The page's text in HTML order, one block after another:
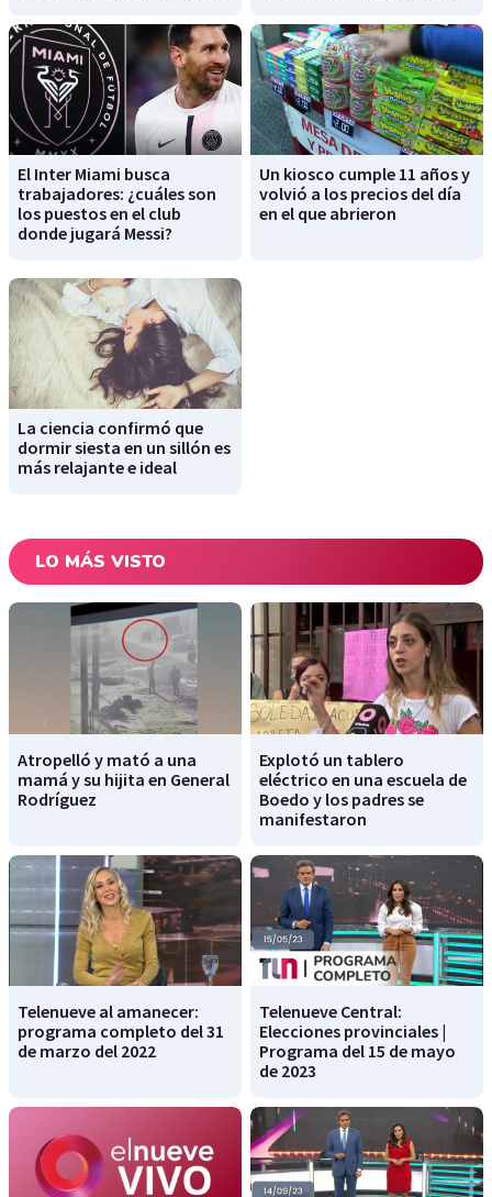
El Inter Miami busca
trabajadores: ¿cuáles son
los puestos en el club
donde jugará Messi?
Un kiosco cumple 11 años y
volvió a los precios del día
en el que abrieron
La ciencia confirmó que
dormir siesta en un sillón es
más relajante e ideal
LO MÁS VISTO
Atropelló y mató a una
mamá y su hijita en General
Rodríguez
Explotó un tablero
eléctrico en una escuela de
Boedo y los padres se
manifestaron
Telenueve al amanecer:
programa completo del 31
de marzo del 2022
Telenueve Central:
Elecciones provinciales |
Programa del 15 de mayo
de 2023